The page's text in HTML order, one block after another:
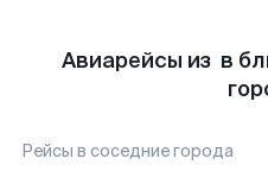
Авиарейсы из в
Рейсы в соседние города